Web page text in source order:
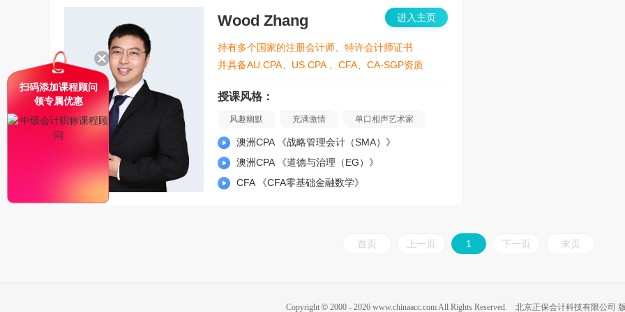
进入主页
Wood Zhang
持有多个国家的注册会计师、特许会计师证书
并具备AU.CPA、US.CPA 、CFA、CA-SGP资质
授课风格：
风趣幽默 充满激情 单口相声艺术家
澳洲CPA 《战略管理会计（SMA）》
澳洲CPA 《道德与治理（EG）》
CFA 《CFA零基础金融数学》
首页 上一页 1 下一页 末页
Copyright © 2000 - 2026 www.chinaacc.com All Rights Reserved. 北京正保会计科技有限公司
扫码添加课程顾问
领专属优惠